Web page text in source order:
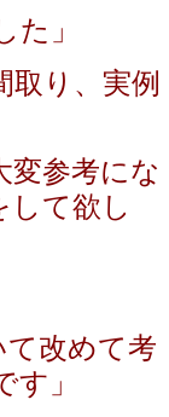
た」
取り、実例
変参考にな
して欲し
て改めて考
」